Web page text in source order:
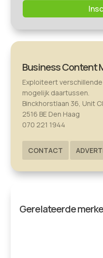
Business Content
Exploiteert
mogelijk daartussen.
Binckhorstlaan 36, Unit
2516 BE Den Haag
070 221 1944
CONTACT
Gerelateerde